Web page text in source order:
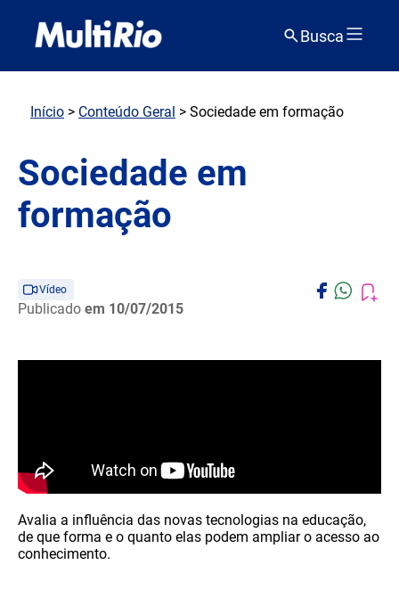
Busca
Início > Conteúdo Geral > Sociedade em formação
Sociedade em
formação
Vídeo
Publicado em 10/07/2015
Avalia a influência das novas tecnologias na educação,
de que forma e o quanto elas podem ampliar o acesso ao
conhecimento.